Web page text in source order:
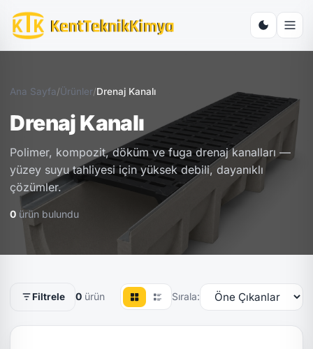
Ana Sayfa/Ürünler/Drenaj Kanalı
Drenaj Kanalı
Polimer, kompozit, döküm ve fuga drenaj kanalları —
yüzey suyu tahliyesi için yüksek debili, dayanıklı
çözümler.
0 ürün bulundu
Filtrele 0 ürün Sırala: